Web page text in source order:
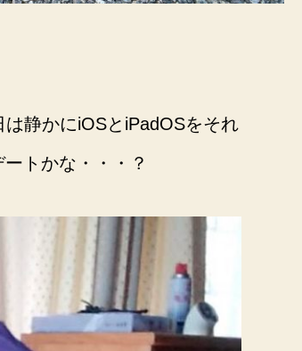
静かにiOSとiPadOSをそれ
トかな・・・？